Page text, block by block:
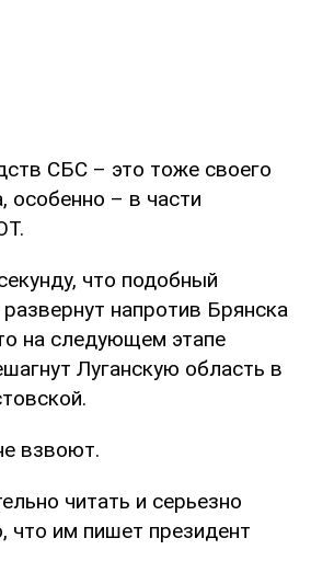
СБС – это тоже своего
особенно – в части
что подобный
напротив Брянска
на следующем этапе
Луганскую область в
взвоют.
читать и серьезно
что им пишет президент